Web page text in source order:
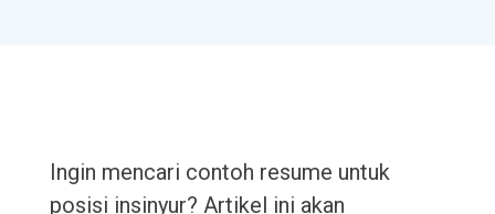
Ingin mencari contoh resume untuk
posisi insinyur? Artikel ini akan